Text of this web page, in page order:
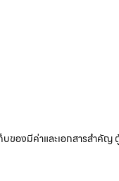
องมีค่าและเอกสารสำคัญ